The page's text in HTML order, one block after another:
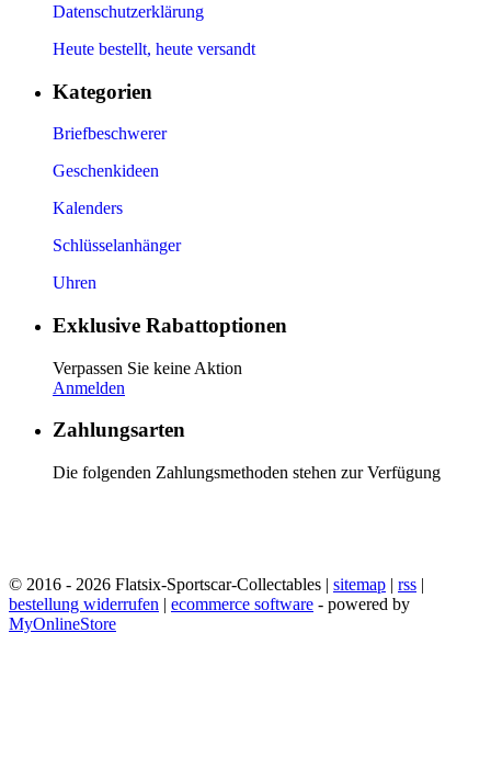
Datenschutzerklärung
Heute bestellt, heute versandt
Kategorien
Briefbeschwerer
Geschenkideen
Kalenders
Schlüsselanhänger
Uhren
Exklusive Rabattoptionen
Verpassen Sie keine Aktion
Anmelden
Zahlungsarten
Die folgenden Zahlungsmethoden stehen zur Verfügung
© 2016 - 2026 Flatsix-Sportscar-Collectables | sitemap | rss |
bestellung widerrufen | ecommerce software - powered by
MyOnlineStore